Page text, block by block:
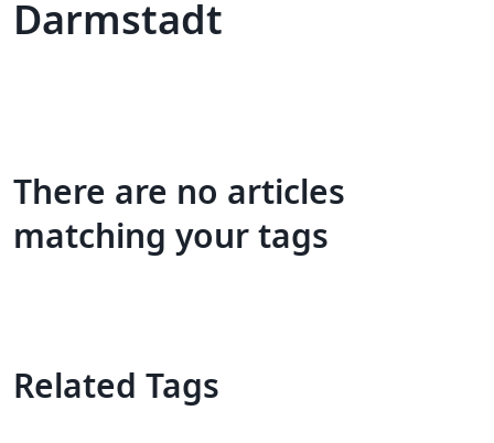
Darmstadt
There are no articles
matching your tags
Related Tags